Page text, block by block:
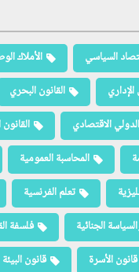
السياسي الأملاك
الإداري القانون البحري
الاقتصادي
المحاسبة العمومية
تعلم الفرنسية
الجنائية فلسفة
قانون الأسرة قانون البيئة